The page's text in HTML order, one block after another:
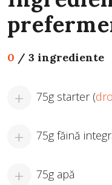
0 / 3 ingrediente
75g starter (
75g făină
75g apă